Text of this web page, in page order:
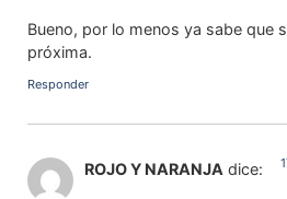
Bueno, por lo menos ya sabe que
próxima.
Responder
ROJO Y NARANJA dice: